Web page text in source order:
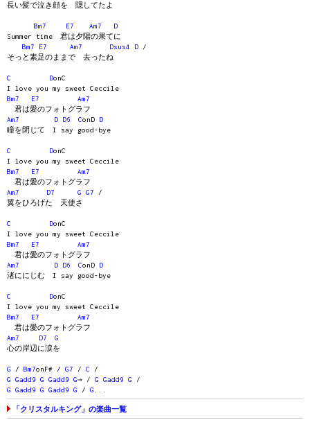
長い髪で泣き顔を 隠してたよ
Bm7 E7 Am7
D
Summer time 君は夕陽の果てに
Bm7
E7 Am7 Dsus4 D /
そっと素足のままで 去ったね
C DonC
I love you my sweet Ceccile
Bm7
E7
Am7
君は愛のフォトグラフ
Am7
D D6 ConD D
瞳を閉じて I say good-bye
C DonC
I love you my sweet Ceccile
Bm7
E7
Am7
君は愛のフォトグラフ
Am7
D7 G G7 /
翼をひろげた 天使さ
C DonC
I love you my sweet Ceccile
Bm7
E7
Am7
君は愛のフォトグラフ
Am7
D D6 ConD D
渚ににじむ I say good-bye
C DonC
I love you my sweet Ceccile
Bm7
E7
Am7
君は愛のフォトグラフ
Am7
D7
G
心の岸辺に涙を
G / Bm7onF# / G7 / C /
G
Gadd9 G Gadd9 G→ / G Gadd9 G /
G
Gadd9 G Gadd9 G / G
「クリスタルキング」の楽曲一覧